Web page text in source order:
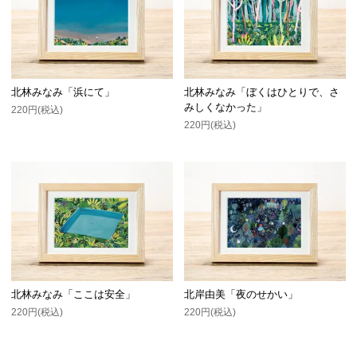
北林みなみ「浜にて」
220円(税込)
北林みなみ「ぼくはひとりで、さ
みしくなかった」
220円(税込)
北林みなみ「ここは安全」
220円(税込)
北岸由美「夜のせかい」
220円(税込)